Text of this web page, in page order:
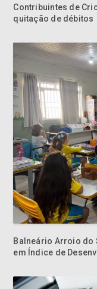
Balneário Arroio do
em Índice de